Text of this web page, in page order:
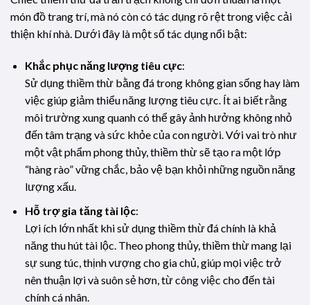
món đồ trang trí, mà nó còn có tác dụng rõ rệt trong việc cải
thiện khí nhà. Dưới đây là một số tác dụng nổi bật:
Khắc phục năng lượng tiêu cực:
Sử dụng thiềm thừ bằng đá trong không gian sống hay làm
việc giúp giảm thiểu năng lượng tiêu cực. Ít ai biết rằng
môi trường xung quanh có thể gây ảnh hưởng không nhỏ
đến tâm trạng và sức khỏe của con người. Với vai trò như
một vật phẩm phong thủy, thiềm thừ sẽ tạo ra một lớp
“hàng rào” vững chắc, bảo vệ bạn khỏi những nguồn năng
lượng xấu.
Hỗ trợ gia tăng tài lộc:
Lợi ích lớn nhất khi sử dụng thiềm thừ đá chính là khả
năng thu hút tài lộc. Theo phong thủy, thiềm thừ mang lại
sự sung túc, thịnh vượng cho gia chủ, giúp mọi việc trở
nên thuận lợi và suôn sẻ hơn, từ công việc cho đến tài
chính cá nhân.